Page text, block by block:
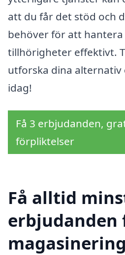
att du får det stöd och
behöver för att hantera
tillhörigheter effektivt.
utforska dina
idag!
Få 3 erbjudanden,
förpliktelser
Få alltid
erbjudanden